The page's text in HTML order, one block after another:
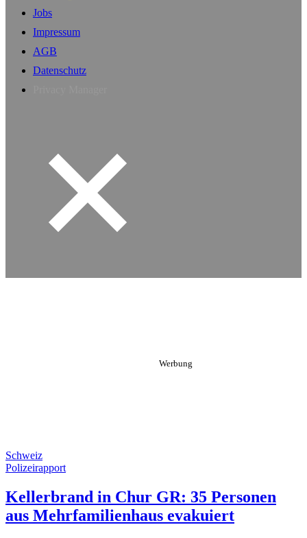
Jobs
Impressum
AGB
Datenschutz
Schweiz
Polizeirapport
Kellerbrand in Chur GR: 35 Personen
aus Mehrfamilienhaus evakuiert